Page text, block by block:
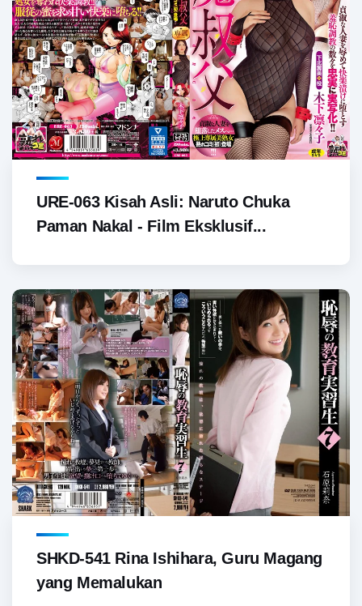
URE-063 Kisah Asli: Naruto Chuka
Paman Nakal - Film Eksklusif...
SHKD-541 Rina Ishihara, Guru Magang
yang Memalukan